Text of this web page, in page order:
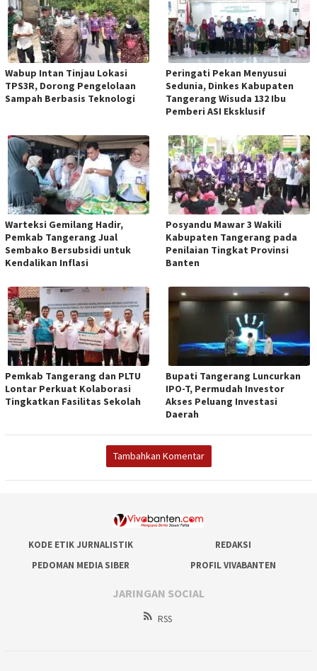
Wabup Intan Tinjau Lokasi
TPS3R, Dorong Pengelolaan
Sampah Berbasis Teknologi
Peringati Pekan Menyusui
Sedunia, Dinkes Kabupaten
Tangerang Wisuda 132 Ibu
Pemberi ASI Eksklusif
Warteksi Gemilang Hadir,
Pemkab Tangerang Jual
Sembako Bersubsidi untuk
Kendalikan Inflasi
Posyandu Mawar 3 Wakili
Kabupaten Tangerang pada
Penilaian Tingkat Provinsi
Banten
Pemkab Tangerang dan PLTU
Lontar Perkuat Kolaborasi
Tingkatkan Fasilitas Sekolah
Bupati Tangerang Luncurkan
IPO-T, Permudah Investor
Akses Peluang Investasi
Daerah
Tambahkan Komentar
KODE ETIK JURNALISTIK
REDAKSI
PEDOMAN MEDIA SIBER
PROFIL VIVABANTEN
JARINGAN SOCIAL
RSS